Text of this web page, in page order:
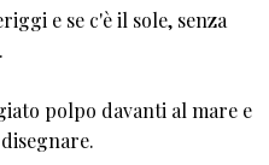
e se c'è il sole, senza
polpo davanti al mare e